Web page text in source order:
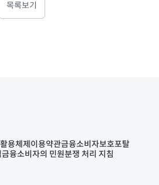
목록보기
용체제 이용약관금융소비자보호포탈
금융소비자의 민원분쟁 처리 지침